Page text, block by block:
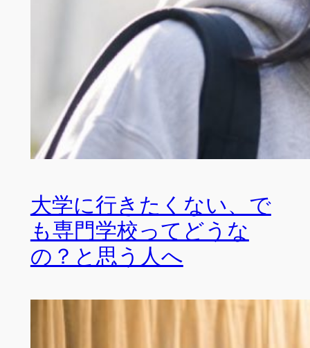
大学に行きたくない、で
も専門学校ってどうな
の？と思う人へ